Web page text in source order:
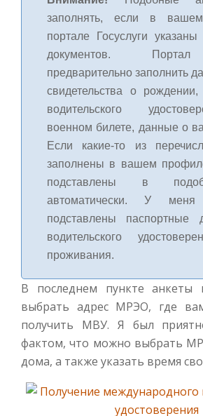
заполнять, если в
портале Госуслуги
документов.
предварительно заполнить
свидетельства о
водительского
военном билете, данные о
Если какие-то из
заполнены в вашем
подставлены в
автоматически. У
подставлены паспортные
водительского
проживания.
В последнем пункте анкеты
выбрать адрес МРЭО, где
получить МВУ. Я был
фактом, что можно выбрать
дома, а также указать время